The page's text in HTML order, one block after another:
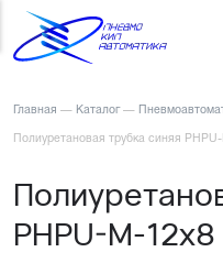
Главная — Каталог —
Полиуретановая трубка синяя
PHPU-M-